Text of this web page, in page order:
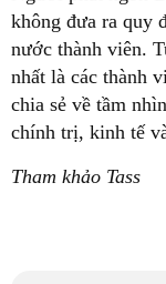
không đưa ra quy
nước thành viên.
nhất là các thành
chia sẻ về tầm
chính trị, kinh tế
Tham khảo Tass